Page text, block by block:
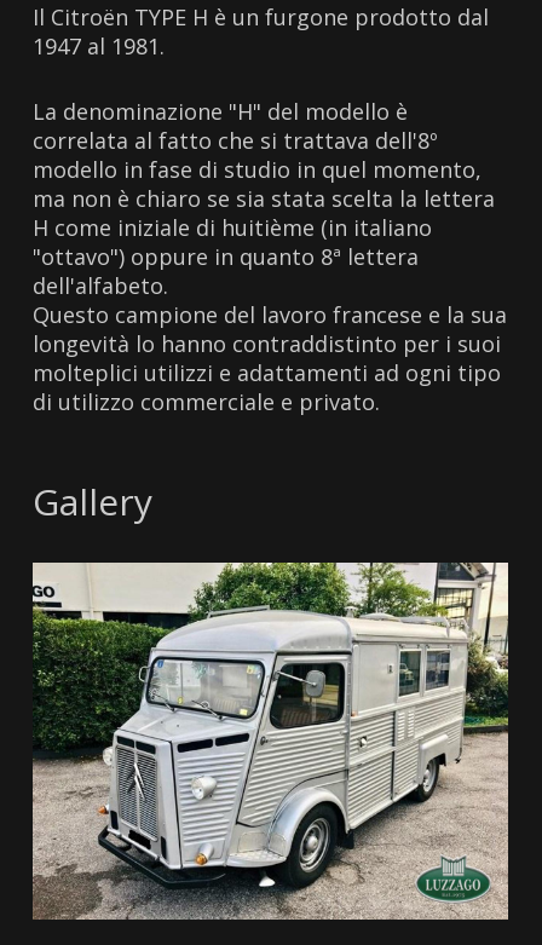
Il Citroën TYPE H è un furgone prodotto dal
1947 al 1981.
La denominazione "H" del modello è
correlata al fatto che si trattava dell'8º
modello in fase di studio in quel momento,
ma non è chiaro se sia stata scelta la lettera
H come iniziale di huitième (in italiano
"ottavo") oppure in quanto 8ª lettera
dell'alfabeto.
Questo campione del lavoro francese e la sua
longevità lo hanno contraddistinto per i suoi
molteplici utilizzi e adattamenti ad ogni tipo
di utilizzo commerciale e privato.
Gallery